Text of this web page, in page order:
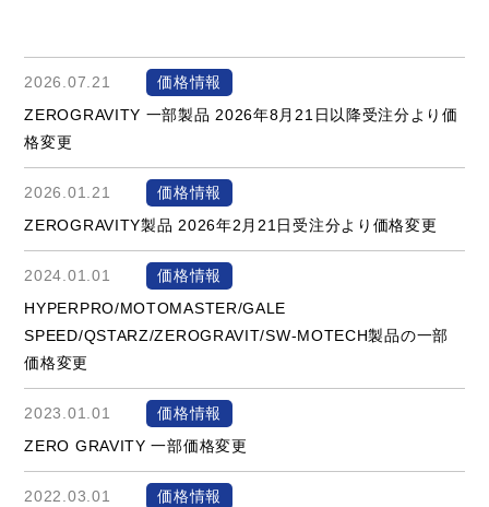
2026.07.21
価格情報
ZEROGRAVITY 一部製品 2026年8月21日以降受注分より価
格変更
2026.01.21
価格情報
ZEROGRAVITY製品 2026年2月21日受注分より価格変更
2024.01.01
価格情報
HYPERPRO/MOTOMASTER/GALE
SPEED/QSTARZ/ZEROGRAVIT/SW-MOTECH製品の一部
価格変更
2023.01.01
価格情報
ZERO GRAVITY 一部価格変更
2022.03.01
価格情報